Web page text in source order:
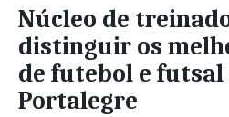
Núcleo de
distinguir os
de futebol e
Portalegre